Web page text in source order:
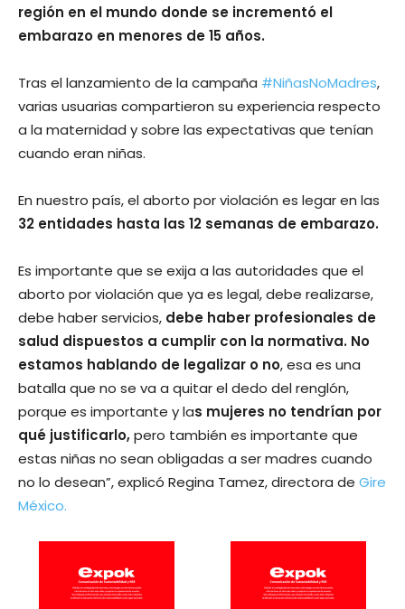
región en el mundo donde se incrementó el
embarazo en menores de 15 años.
Tras el lanzamiento de la campaña #NiñasNoMadres,
varias usuarias compartieron su experiencia respecto
a la maternidad y sobre las expectativas que tenían
cuando eran niñas.
En nuestro país, el aborto por violación es legar en las
32 entidades hasta las 12 semanas de embarazo.
Es importante que se exija a las autoridades que el
aborto por violación que ya es legal, debe realizarse,
debe haber servicios, debe haber profesionales de
salud dispuestos a cumplir con la normativa. No
estamos hablando de legalizar o no, esa es una
batalla que no se va a quitar el dedo del renglón,
porque es importante y las mujeres no tendrían por
qué justificarlo,pero también es importante que
estas niñas no sean obligadas a ser madres cuando
no lo desean”, explicó Regina Tamez, directora de Gire
México.